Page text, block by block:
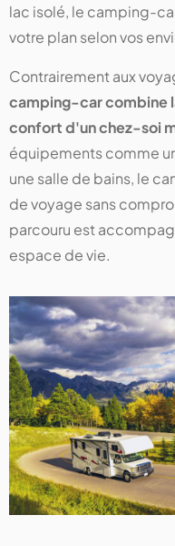
lac isolé, le camping-
votre plan selon vos
Contrairement aux
camping-car combine
confort d'un chez-soi
équipements comme
une salle de bains, le
de voyage sans
parcouru est
espace de vie.